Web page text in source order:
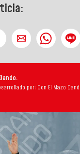
por: Con El Mazo